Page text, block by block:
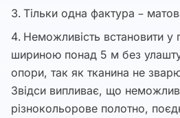
Тільки одна фактура –
Неможливість встановити у
шириною понад 5 м без
опори, так як тканина не
Звідси випливає, що
різнокольорове полотно,